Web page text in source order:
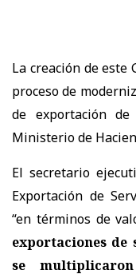
La creación de este
proceso de
de exportación
Ministerio de
El secretario
Exportación de
“en términos de
exportaciones de
se